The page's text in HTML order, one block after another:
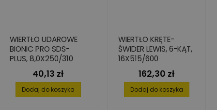
WIERTŁO UDAROWE
BIONIC PRO SDS-
PLUS, 8,0X250/310
Cena
40,13 zł
Dodaj do koszyka
WIERTŁO KRĘTE-
ŚWIDER LEWIS, 6-KĄT,
16X515/600
Cena
162,30 zł
Dodaj do koszyka